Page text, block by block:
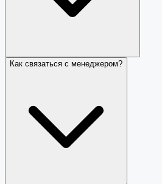
Как связаться с менеджером?